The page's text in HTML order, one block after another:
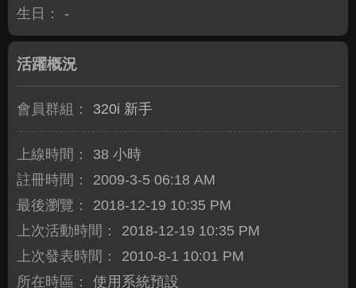
生日：
-
活躍概況
會員群組： 320i 新手
上線時間：
38 小時
註冊時間：
2009-3-5 06:18 AM
最後瀏覽：
2018-12-19 10:35 PM
上次活動時間：
2018-12-19 10:35 PM
上次發表時間：
2010-8-1 10:01 PM
所在時區：
使用系統預設